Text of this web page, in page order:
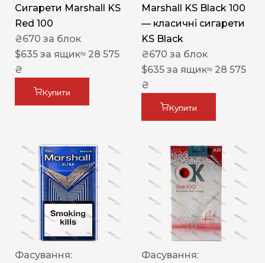
Сигарети Marshall KS
Red 100
₴670 за блок
$635 за ящик≈ 28 575
₴
Купити
Marshall KS Black 100
— класичні сигарети
KS Black
₴670 за блок
$635 за ящик≈ 28 575
₴
Купити
Фасування:
Фасування: